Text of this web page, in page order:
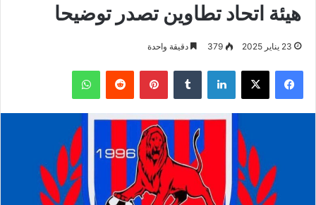
هيئة اتحاد تطاوين تصدر توضيحا
23 يناير 2025 379 دقيقة واحدة
فيسبوك ‫X لينكدإن بينتيريست واتساب